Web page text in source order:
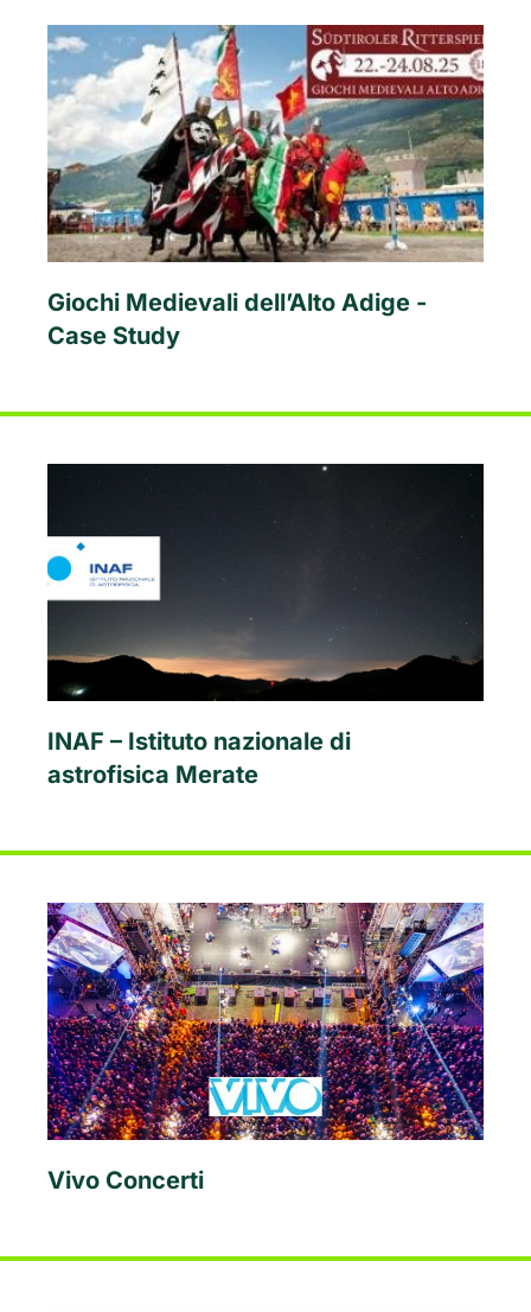
Giochi Medievali dell’Alto Adige -
Case Study
INAF – Istituto nazionale di
astrofisica Merate
Vivo Concerti